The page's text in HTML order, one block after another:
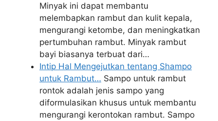
Minyak ini dapat membantu
melembapkan rambut dan kulit kepala,
mengurangi ketombe, dan meningkatkan
pertumbuhan rambut. Minyak rambut
bayi biasanya terbuat dari…
Intip Hal Mengejutkan tentang Shampo
untuk Rambut… Sampo untuk rambut
rontok adalah jenis sampo yang
diformulasikan khusus untuk membantu
mengurangi kerontokan rambut. Sampo